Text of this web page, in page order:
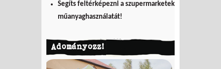
Segíts feltérképezni a szupermarketek
műanyaghasználatát!
Adományozz!